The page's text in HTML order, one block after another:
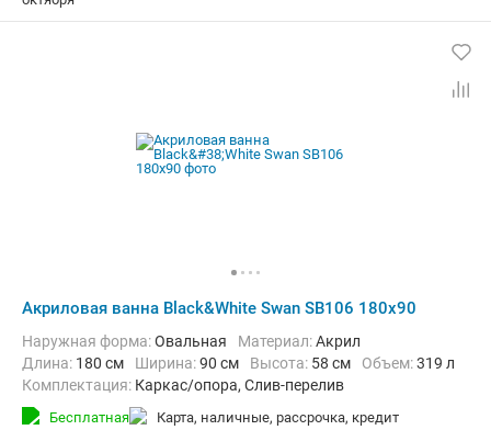
Акриловая ванна Black&White Swan SB106 180x90
Наружная форма:Овальная Материал:Акрил
Длина: 180 см Ширина:90 см Высота: 58 см Объем:319 л
Комплектация: Каркас/опора, Слив-перелив
Бесплатная карта, наличные, рассрочка, кредит